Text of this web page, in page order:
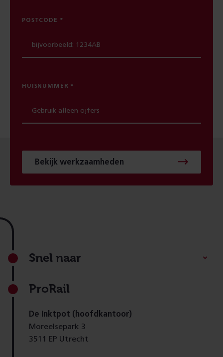
POSTCODE
HUISNUMMER
Bekijk werkzaamheden
Footer
Snel naar
ProRail
De Inktpot (hoofdkantoor)
Moreelsepark 3
3511 EP Utrecht